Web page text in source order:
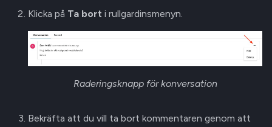
Klicka på Ta bort i rullgardinsmenyn.
Raderingsknapp för konversation
Bekräfta att du vill ta bort kommentaren genom att